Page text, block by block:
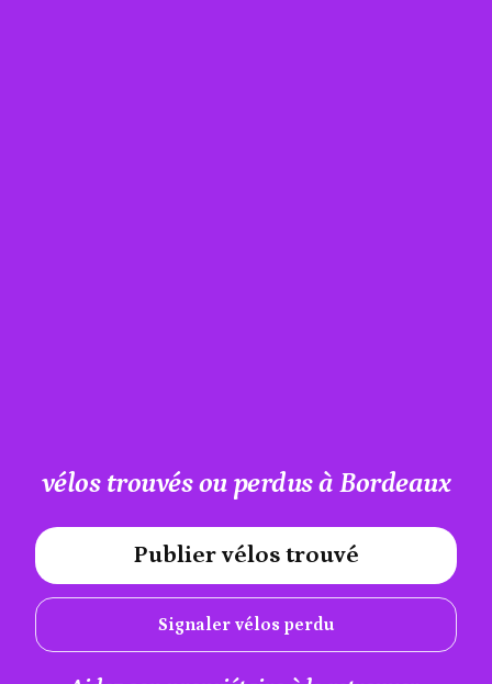
vélos trouvés ou perdus à Bordeaux
Publier vélos trouvé
Signaler vélos perdu
#A12AEB